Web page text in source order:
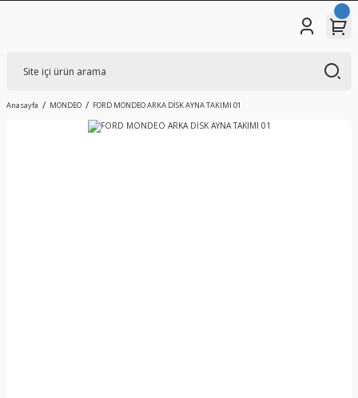
Anasayfa MONDEO FORD MONDEO ARKA DİSK AYNA TAKIMI 01